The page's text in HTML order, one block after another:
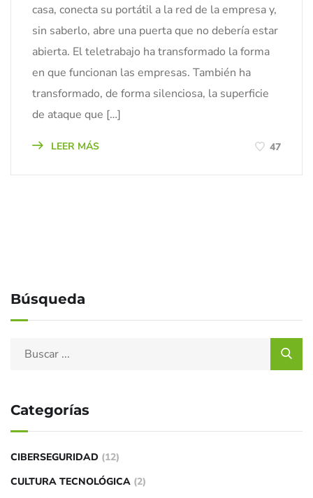
casa, conecta su portátil a la red de la empresa y,
sin saberlo, abre una puerta que no debería estar
abierta. El teletrabajo ha transformado la forma
en que funcionan las empresas. También ha
transformado, de forma silenciosa, la superficie
de ataque que […]
LEER MÁS 47
Búsqueda
Categorías
CIBERSEGURIDAD (12)
CULTURA TECNOLÓGICA (2)